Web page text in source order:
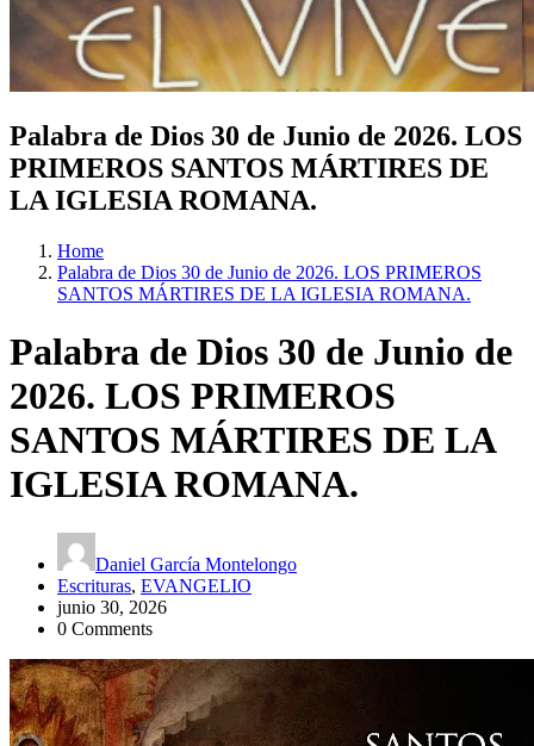
Palabra de Dios 30 de Junio de 2026. LOS
PRIMEROS SANTOS MÁRTIRES DE
LA IGLESIA ROMANA.
Home
Palabra de Dios 30 de Junio de 2026. LOS PRIMEROS
SANTOS MÁRTIRES DE LA IGLESIA ROMANA.
Palabra de Dios 30 de Junio de
2026. LOS PRIMEROS
SANTOS MÁRTIRES DE LA
IGLESIA ROMANA.
Daniel García Montelongo
Escrituras, EVANGELIO
junio 30, 2026
0 Comments